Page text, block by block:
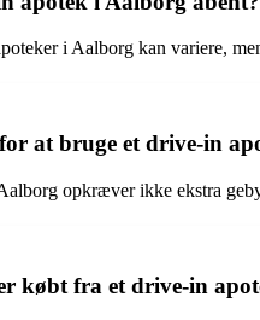
i Aalborg kan variere,
at bruge et drive-in
opkræver ikke ekstra
købt fra et drive-in